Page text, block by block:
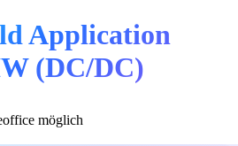
Application
(DC/DC)
möglich